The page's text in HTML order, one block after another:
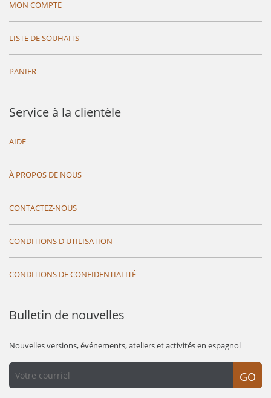
MON COMPTE
LISTE DE SOUHAITS
PANIER
Service à la clientèle
AIDE
À PROPOS DE NOUS
CONTACTEZ-NOUS
CONDITIONS D'UTILISATION
CONDITIONS DE CONFIDENTIALITÉ
Bulletin de nouvelles
Nouvelles versions, événements, ateliers et activités en espagnol
GO